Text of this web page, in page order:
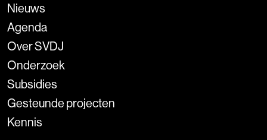
Nieuws
Agenda
Over SVDJ
Onderzoek
Subsidies
Gesteunde projecten
Kennis